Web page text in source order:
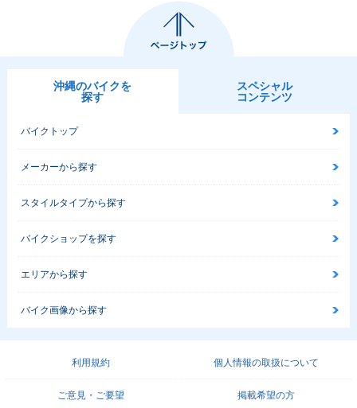
沖縄のバイクを
探す
スペシャル
コンテンツ
バイクトップ
メーカーから探す
スタイルタイプから探す
バイクショップを探す
エリアから探す
バイク画像から探す
利用規約 個人情報の取扱について
ご意見・ご要望 掲載希望の方